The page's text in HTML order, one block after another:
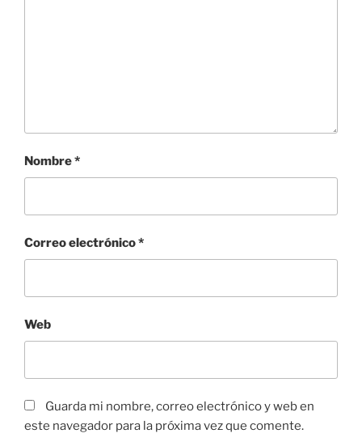
Nombre*
Correo electrónico*
Web
Guarda mi nombre, correo electrónico y web en
este navegador para la próxima vez que comente.